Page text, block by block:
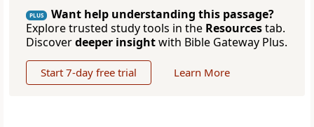
PLUS
Want help understanding this passage?
Explore trusted study tools in the Resourcestab.
Discoverdeeper insightwith Bible Gateway Plus.
Start 7-day free trial Learn More